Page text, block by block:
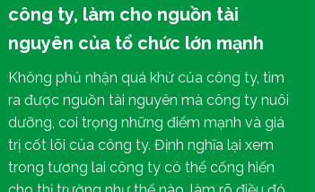
công ty, làm cho nguồn tài
nguyên của tổ chức lớn mạnh
Không phủ nhận quá khứ của công ty, tìm
ra được nguồn tài nguyên mà công ty nuôi
dưỡng, coi trọng những điểm mạnh và giá
trị cốt lõi của công ty. Định nghĩa lại xem
trong tương lai công ty có thể cống hiến